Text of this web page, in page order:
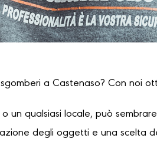
a Castenaso? Con noi
un qualsiasi locale, può
degli oggetti e una scelta